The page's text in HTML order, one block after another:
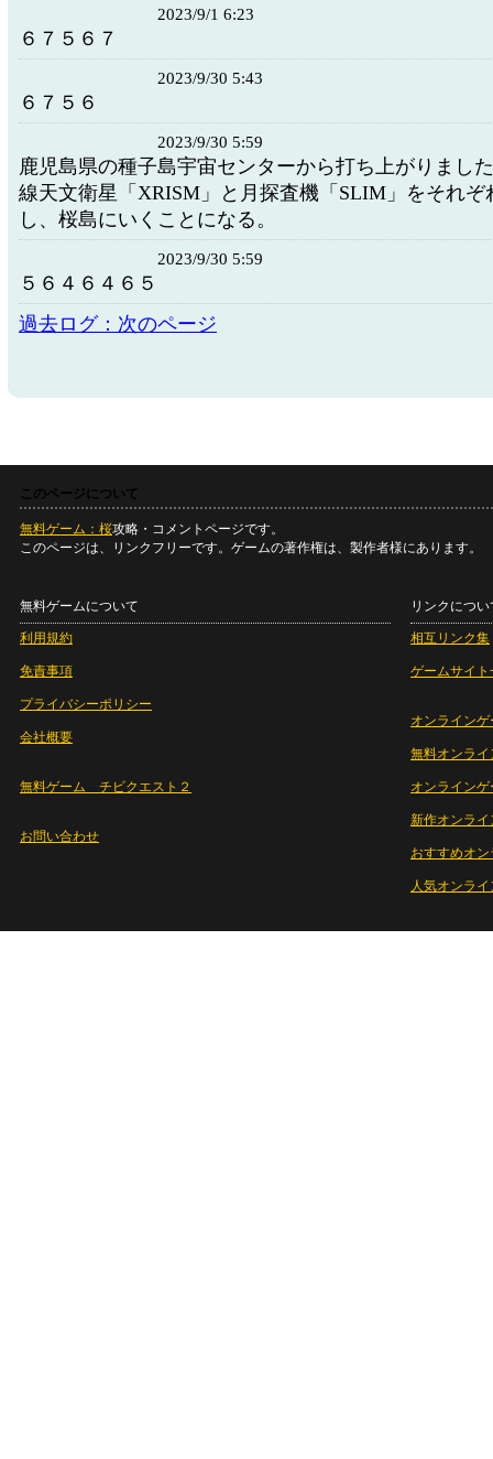
2023/9/1 6:23
６７５６７
2023/9/30 5:43
６７５６
2023/9/30 5:59
鹿児島県の種子島宇宙センターから打ち上がりまし
線天文衛星「XRISM」と月探査機「SLIM」をそれぞ
し、桜島にいくことになる。
2023/9/30 5:59
５６４６４６５
過去ログ：次のページ
このページについて
無料ゲーム：桜攻略・コメントページです。
このページは、リンクフリーです。ゲームの著作権は、製作者様にあります。
無料ゲームについて
利用規約
免責事項
プライバシーポリシー
会社概要
無料ゲーム チビクエスト２
お問い合わせ
リンクについ
相互リンク集
ゲームサイト
オンラインゲ
無料オンライ
オンライン
新作オンライ
おすすめオ
人気オンラ